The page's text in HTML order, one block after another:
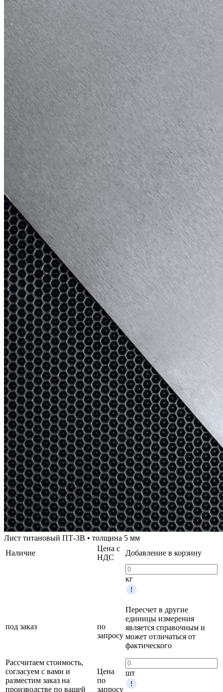
Лист титановый ПТ-3В • толщина 5 мм
Наличие
Цена с
НДС
Добавление в корзину
под заказ
Рассчитаем стоимость,
согласуем с вами и
разместим заказ на
производстве по вашей
по
запросу
Цена
по
запросу
кг
Пересчет в другие
единицы измерения
является справочным и
может отличаться от
фактического
шт